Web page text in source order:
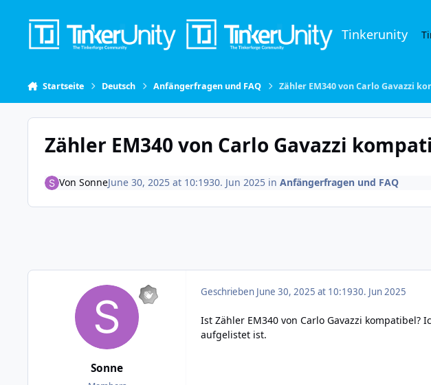
Tinkerunity
Startseite Deutsch Anfängerfragen und FAQ Zähler EM340 von Carlo Gavazzi
Zähler EM340 von Carlo Gavazzi
Von SonneJune 30, 2025 at 10:1930. Jun 2025in Anfängerfragen und FAQ
Sonne
Geschrieben June 30, 2025 at 10:1930. Jun 2025
Ist Zähler EM340 von Carlo Gavazzi
aufgelistet ist.